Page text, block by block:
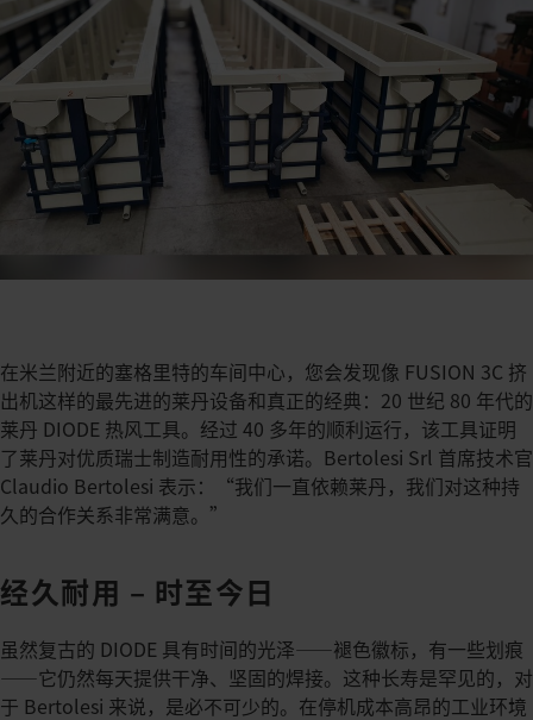
在米兰附近的塞格里特的车间中心，您会发现像 FUSION 3C 挤
出机这样的最先进的莱丹设备和真正的经典：20 世纪 80 年代的
莱丹 DIODE 热风工具。经过 40 多年的顺利运行，该工具证明
了莱丹对优质瑞士制造耐用性的承诺。​Bertolesi Srl 首席技术官
Claudio Bertolesi 表示：“我们一直依赖莱丹，我们对这种持
久的合作关系非常满意。”​
经久耐用 – 时至今日
虽然复古的 DIODE 具有时间的光泽——褪色徽标，有一些划痕
——它仍然每天提供干净、坚固的焊接。​这种长寿是罕见的，对
于 Bertolesi 来说，是必不可少的。​在停机成本高昂的工业环境